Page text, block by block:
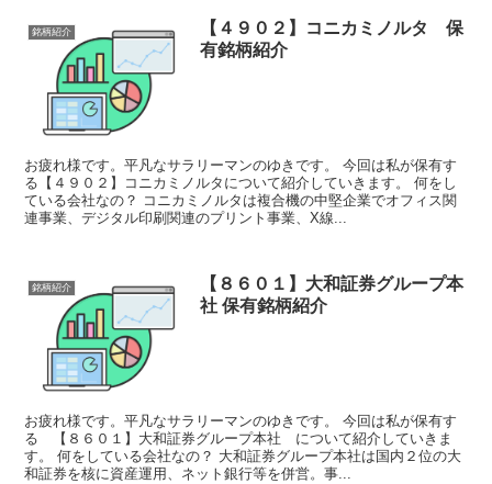
銘柄紹介
【４９０２】コニカミノルタ 保
有銘柄紹介
お疲れ様です。平凡なサラリーマンのゆきです。 今回は私が保有す
る【４９０２】コニカミノルタについて紹介していきます。 何をし
ている会社なの？ コニカミノルタは複合機の中堅企業でオフィス関
連事業、デジタル印刷関連のプリント事業、X線...
銘柄紹介
【８６０１】大和証券グループ本
社 保有銘柄紹介
お疲れ様です。平凡なサラリーマンのゆきです。 今回は私が保有す
る 【８６０１】大和証券グループ本社 について紹介していきま
す。 何をしている会社なの？ 大和証券グループ本社は国内２位の大
和証券を核に資産運用、ネット銀行等を併営。事...